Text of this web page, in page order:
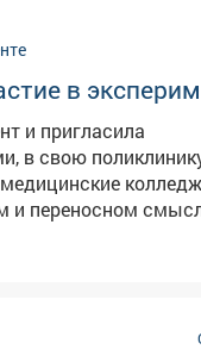
и колледжи ушли
в
и пригласила
в свою
и переносном